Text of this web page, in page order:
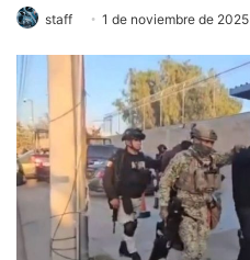
staff 1 de noviembre de 2025